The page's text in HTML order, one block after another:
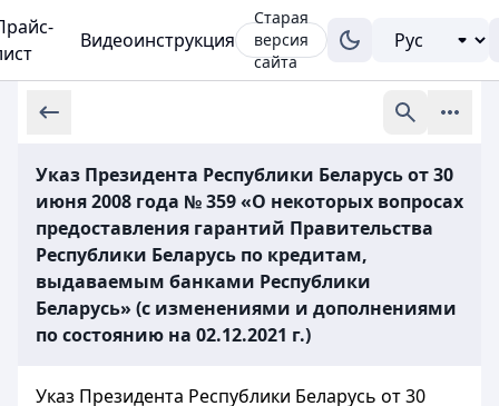
Видеоинструкция
Старая
версия
сайта
Указ Президента Республики Беларусь от 30
июня 2008 года № 359 «О некоторых вопросах
предоставления гарантий Правительства
Республики Беларусь по кредитам,
выдаваемым банками Республики
Беларусь» (с изменениями и дополнениями
по состоянию на 02.12.2021 г.)
Указ Президента Республики Беларусь от 30